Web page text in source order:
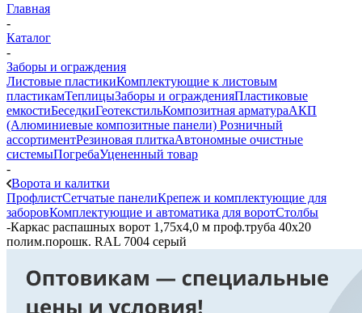
Главная
-
Каталог
-
Заборы и ограждения
Листовые пластикиКомплектующие к листовым
пластикамТеплицыЗаборы и огражденияПластиковые
емкостиБеседкиГеотекстильКомпозитная арматураАКП
(Алюминиевые композитные панели) Розничный
ассортиментРезиновая плиткаАвтономные очистные
системыПогребаУцененный товар
-
Ворота и калитки
ПрофлистСетчатые панелиКрепеж и комплектующие для
заборовКомплектующие и автоматика для воротСтолбы
-Каркас распашных ворот 1,75х4,0 м проф.труба 40х20
полим.порошк. RAL 7004 серый